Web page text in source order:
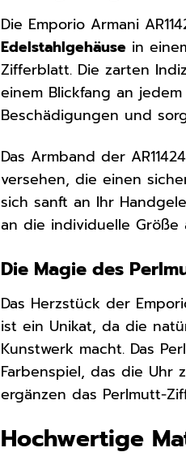
Die Emporio Armani
Edelstahlgehäuse in
Zifferblatt. Die zarten
einem Blickfang an jedem
Beschädigungen und
Das Armband der
versehen, die einen
sich sanft an Ihr
an die individuelle Größe
Die Magie des
Das Herzstück der
ist ein Unikat, da die
Kunstwerk macht. Das
Farbenspiel, das die Uhr
ergänzen das Perlmutt-
Hochwertige